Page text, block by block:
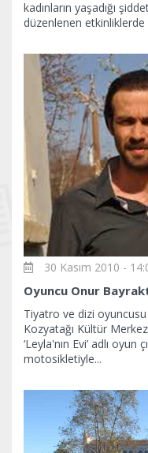
kadınların yaşadığı
düzenlenen etkinliklerde
30 Kasım 2010 -
Oyuncu Onur
Tiyatro ve dizi
Kozyatağı Kültür
‘Leyla'nın Evi’ adlı
motosikletiyle...